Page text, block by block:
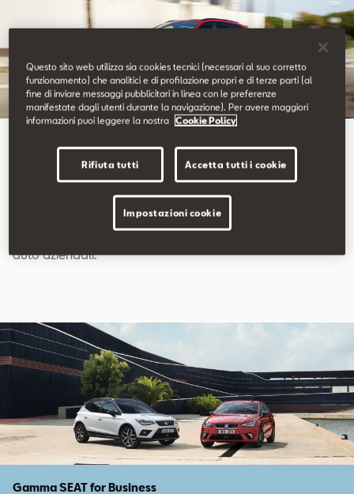
Sei tu alla guida.
Scegli l’efficienza e l’eleganza della nostra gamma di
auto aziendali.
Gamma SEAT for Business
Questo sito web utilizza sia cookies tecnici (necessari al suo corretto
funzionamento) che analitici e di profilazione propri e di terze parti (al
fine di inviare messaggi pubblicitari in linea con le preferenze
manifestate dagli utenti durante la navigazione). Per avere maggiori
informazioni puoi leggere la nostra
Cookie Policy
Rifiuta tutti Accetta tutti i cookie
Impostazioni cookie